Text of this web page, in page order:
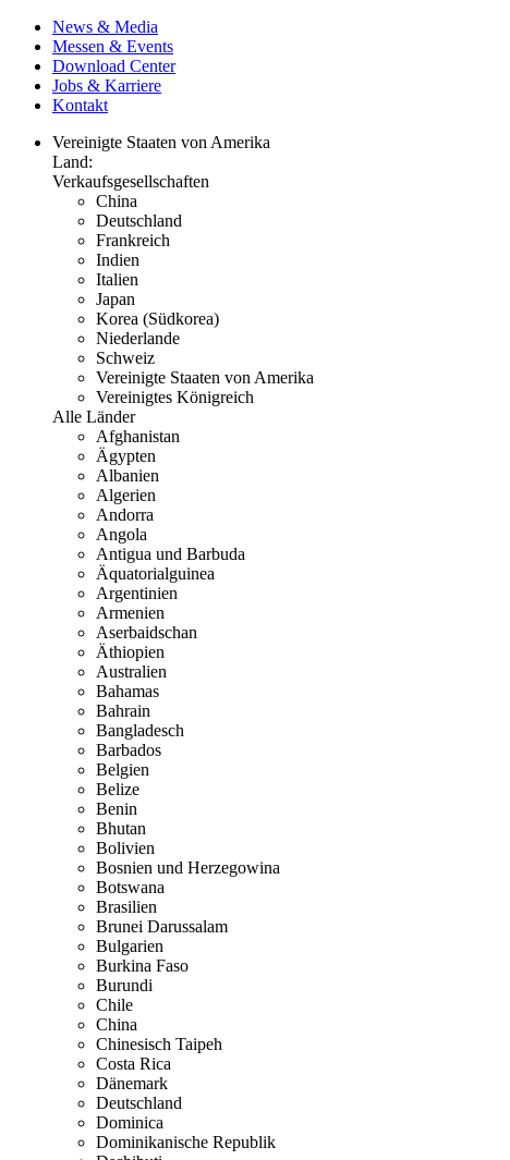
News & Media
Messen & Events
Download Center
Jobs & Karriere
Kontakt
Vereinigte Staaten von Amerika
Land:
Verkaufsgesellschaften
China
Deutschland
Frankreich
Indien
Italien
Japan
Korea (Südkorea)
Niederlande
Schweiz
Vereinigte Staaten von Amerika
Vereinigtes Königreich
Alle Länder
Afghanistan
Ägypten
Albanien
Algerien
Andorra
Angola
Antigua und Barbuda
Äquatorialguinea
Argentinien
Armenien
Aserbaidschan
Äthiopien
Australien
Bahamas
Bahrain
Bangladesch
Barbados
Belgien
Belize
Benin
Bhutan
Bolivien
Bosnien und Herzegowina
Botswana
Brasilien
Brunei Darussalam
Bulgarien
Burkina Faso
Burundi
Chile
China
Chinesisch Taipeh
Costa Rica
Dänemark
Deutschland
Dominica
Dominikanische Republik